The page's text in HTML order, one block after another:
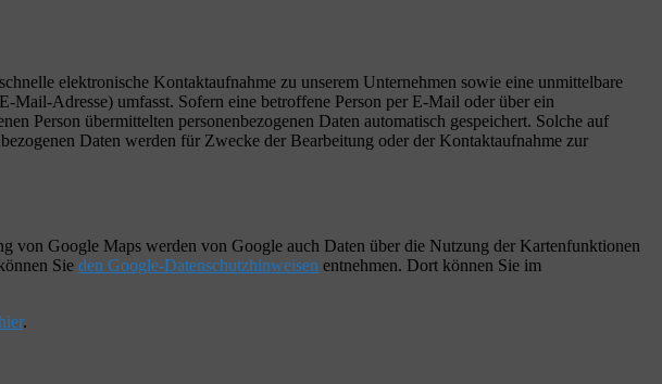
elektronische Kontaktaufnahme zu unserem Unternehmen sowie eine unmittelbare
Mail-Adresse) umfasst. Sofern eine betroffene Person per E-Mail oder über ein
Person übermittelten personenbezogenen Daten automatisch gespeichert. Solche auf
Daten werden für Zwecke der Bearbeitung oder der Kontaktaufnahme zur
von Google Maps werden von Google auch Daten über die Nutzung der Kartenfunktionen
Sie den Google-Datenschutzhinweisen entnehmen. Dort können Sie im
.